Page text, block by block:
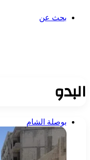
بحث عن
البدو
بوصلة الشام